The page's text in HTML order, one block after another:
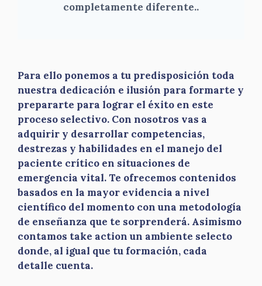
completamente diferente..
Para ello ponemos a tu predisposición toda
nuestra dedicación e ilusión para formarte y
prepararte para lograr el éxito en este
proceso selectivo. Con nosotros vas a
adquirir y desarrollar competencias,
destrezas y habilidades en el manejo del
paciente crítico en situaciones de
emergencia vital. Te ofrecemos contenidos
basados en la mayor evidencia a nivel
científico del momento con una metodología
de enseñanza que te sorprenderá. Asimismo
contamos take action un ambiente selecto
donde, al igual que tu formación, cada
detalle cuenta.